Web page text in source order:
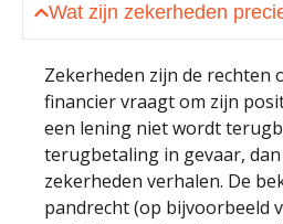
Wat zijn zekerheden
Zekerheden zijn de rechten
financier vraagt om zijn
een lening niet wordt
terugbetaling in gevaar,
zekerheden verhalen. De
pandrecht (op bijvoorbeeld